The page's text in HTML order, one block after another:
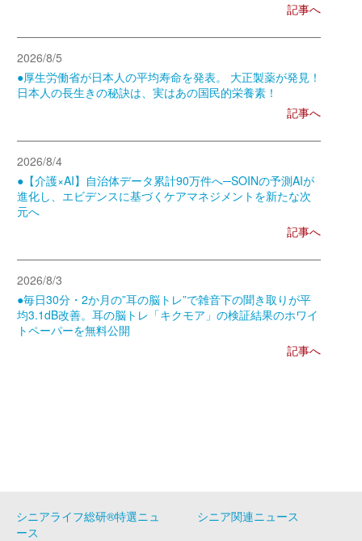
記事へ
2026/8/5
●厚生労働省が日本人の平均寿命を発表。 大正製薬が発見！
日本人の長生きの秘訣は、実はあの国民的栄養素！
記事へ
2026/8/4
●【介護×AI】自治体データ累計90万件へ─SOINの予測AIが
進化し、エビデンスに基づくケアマネジメントを新たな次
元へ
記事へ
2026/8/3
●毎日30分・2か月の”耳の脳トレ”で雑音下の聞き取りが平
均3.1dB改善。耳の脳トレ「キクモア」の検証結果のホワイ
トペーパーを無料公開
記事へ
シニアライフ総研®特選ニュ
ース
シニア関連ニュース